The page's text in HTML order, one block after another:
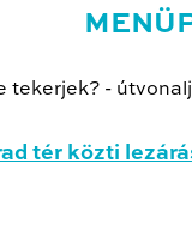
tekerjek? -
tér közti